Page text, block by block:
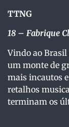
TTNG
18 – Fabrique
Vindo ao
um monte de
mais incautos
retalhos
terminam os